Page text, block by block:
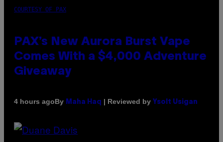
COURTESY OF PAX
PAX’s New Aurora Burst Vape
Comes With a $4,000 Adventure
Giveaway
4 hours agoBy Maha Haq | Reviewed by Ysolt Usigan